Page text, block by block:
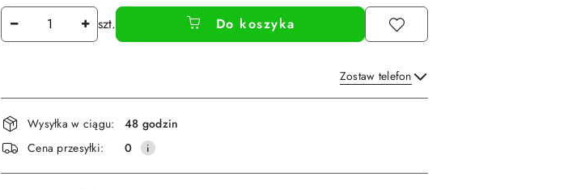
Ilość szt. Do koszyka
Zostaw telefon
Wyślij
Dostępność
i
dostawa
Wysyłka w ciągu:
48 godzin
Cena przesyłki:
0